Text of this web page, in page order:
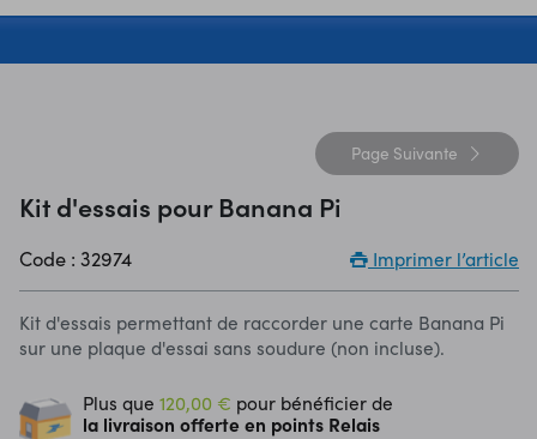
Page Suivante
Kit d'essais pour Banana Pi
Code : 32974 Imprimer l’article
Kit d'essais permettant de raccorder une carte Banana Pi
sur une plaque d'essai sans soudure (non incluse).
Plus que120,00 € pour bénéficier de
la livraison offerte en points Relais